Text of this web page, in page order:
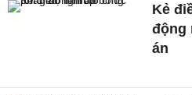
Kẻ
động
án